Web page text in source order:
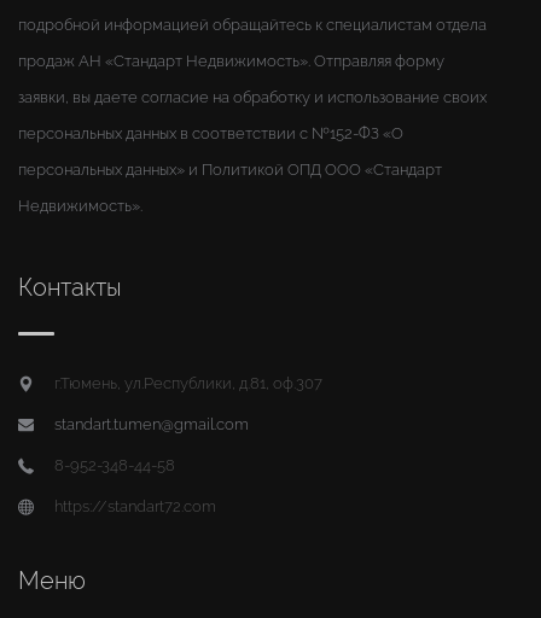
подробной информацией обращайтесь к специалистам отдела
продаж АН «Стандарт Недвижимость». Отправляя форму
заявки, вы даете согласие на обработку и использование своих
персональных данных в соответствии с №152-ФЗ «О
персональных данных» и Политикой ОПД ООО «Стандарт
Недвижимость».
Контакты
г.Тюмень, ул.Республики, д.81, оф.307
standart.tumen@gmail.com
8-952-348-44-58
https://standart72.com
Меню